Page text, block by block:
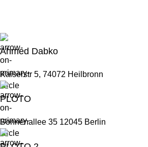
Ahmed Dabko
Kaiserstr 5, 74072 Heilbronn
PLOTO
Sonnenallee 35 12045 Berlin